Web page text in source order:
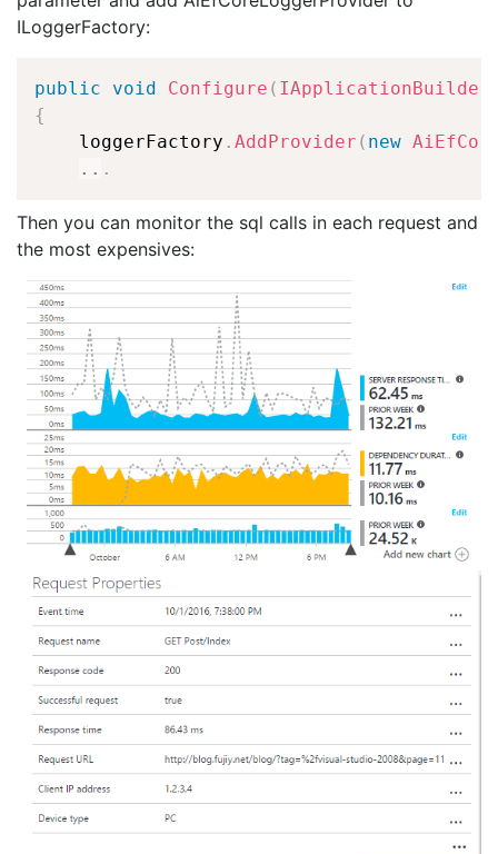
ILoggerFactory:
public void Configure ( IApplicationBuilder
{
    loggerFactory
. AddProvider ( new
.. .
Then you can monitor the sql calls in each request and
the most expensives: